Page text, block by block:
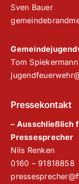
Sven Bauer
Tom Spiekermann
Pressekontakt
– Ausschließlich
Pressesprecher
Nils Renken
‭0160 – 91818858‬